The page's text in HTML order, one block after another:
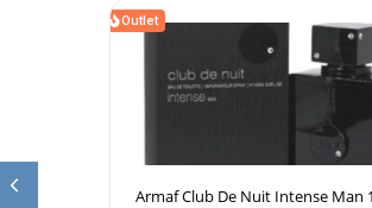
Eau
Outlet
Armaf Club De Nuit Intense Man